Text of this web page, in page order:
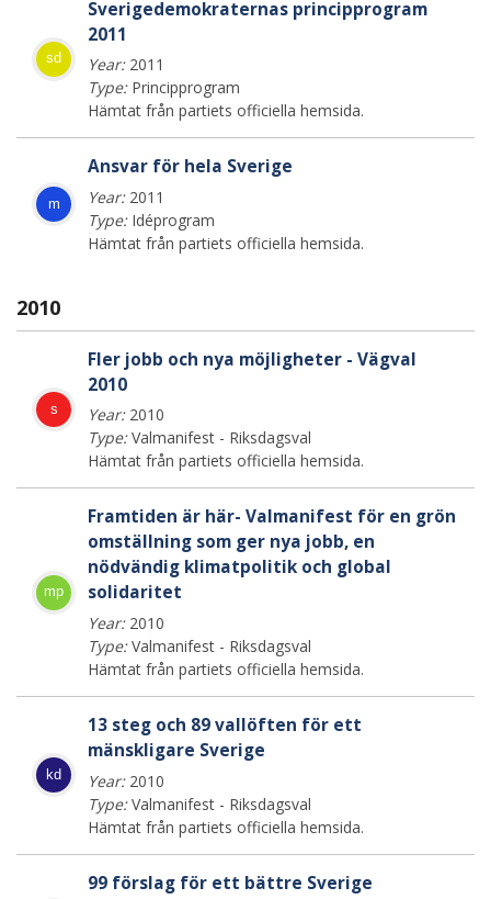
sd
Sverigedemokraternas principprogram
2011
Year:2011
Type:Principprogram
Hämtat från partiets officiella hemsida.
m
Ansvar för hela Sverige
Year:2011
Type:Idéprogram
Hämtat från partiets officiella hemsida.
2010
s
Fler jobb och nya möjligheter - Vägval
2010
Year:2010
Type:Valmanifest - Riksdagsval
Hämtat från partiets officiella hemsida.
mp
Framtiden är här- Valmanifest för en grön
omställning som ger nya jobb, en
nödvändig klimatpolitik och global
solidaritet
Year:2010
Type:Valmanifest - Riksdagsval
Hämtat från partiets officiella hemsida.
kd
13 steg och 89 vallöften för ett
mänskligare Sverige
Year:2010
Type:Valmanifest - Riksdagsval
Hämtat från partiets officiella hemsida.
99 förslag för ett bättre Sverige